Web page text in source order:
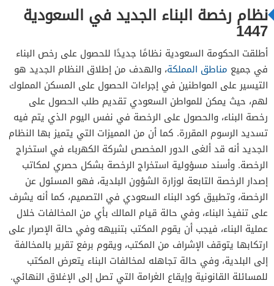
نظام رخصة البناء الجديد في السعودية
1447
أطلقت الحكومة السعودية نظامًا جديدًا للحصول على رخص البناء
في جميع مناطق المملكة، والهدف من إطلاق النظام الجديد هو
التيسير على المواطنين في إجراءات الحصول على المسكن المملوك
لهم، حيث يمكن للمواطن السعودي تقديم طلب الحصول على
رخصة البناء، والحصول على الرخصة في نفس اليوم الذي يتم فيه
تسديد الرسوم المقررة. كما أن من المميزات التي يتميز بها النظام
الجديد أنه قد ألغى الدور المخصص لشركة الكهرباء في استخراج
الرخصة. وأسند مسؤولية استخراج الرخصة بشكل حصري لمكاتب
إصدار الرخصة التابعة لوزارة الشؤون البلدية، فهو المسئول عن
الرخصة، وتطبيق كود البناء السعودي في التصميم، كما أنه يشرف
على تنفيذ البناء، وفي حالة قيام المالك بأي من المخالفات خلال
عملية البناء، فيجب أن يقوم المكتب بتنبيهه وفي حالة الإصرار على
ارتكابها يتوقف الإشراف من المكتب، ويقوم برفع تقرير بالمخالفة
إلى البلدية، وفي حالة تجاهله لمخالفات البناء يتعرض المكتب
للمسائلة القانونية وإيقاع الغرامة التي تصل إلى الإغلاق النهائي.